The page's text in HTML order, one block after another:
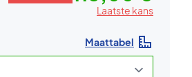
Laatste kans
Maattabel